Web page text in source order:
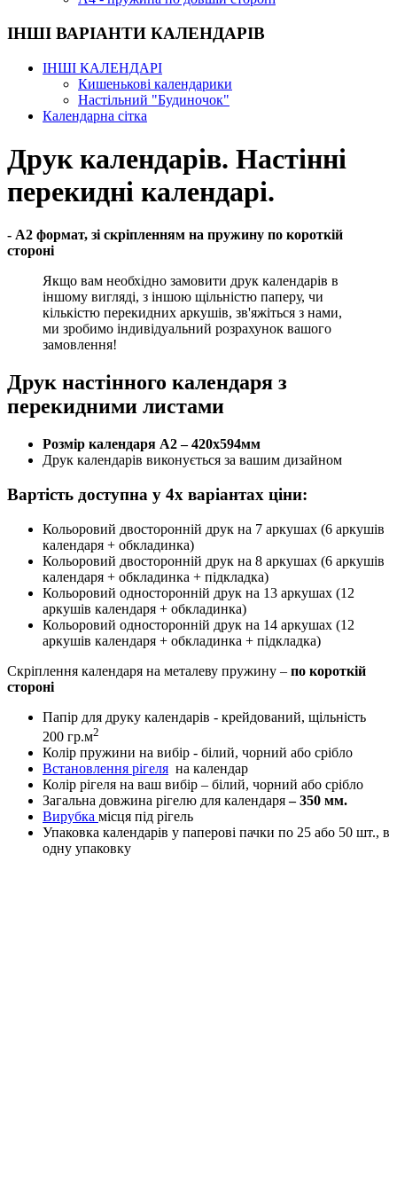
ІНШІ ВАРІАНТИ КАЛЕНДАРІВ
ІНШІ КАЛЕНДАРІ
Кишенькові календарики
Настільний "Будиночок"
Календарна сітка
Друк календарів. Настінні
перекидні календарі.
- А2 формат, зі скріпленням на пружину по короткій
стороні
Якщо вам необхідно замовити друк календарів в
іншому вигляді, з іншою щільністю паперу, чи
кількістю перекидних аркушів, зв'яжіться з нами,
ми зробимо індивідуальний розрахунок вашого
замовлення!
Друк настінного календаря з
перекидними листами
Розмір календаря А2 – 420х594мм
Друк календарів виконується за вашим дизайном
Вартість доступна у 4х варіантах ціни:
Кольоровий двосторонній друк на 7 аркушах (6 аркушів
календаря + обкладинка)
Кольоровий двосторонній друк на 8 аркушах (6 аркушів
календаря + обкладинка + підкладка)
Кольоровий односторонній друк на 13 аркушах (12
аркушів календаря + обкладинка)
Кольоровий односторонній друк на 14 аркушах (12
аркушів календаря + обкладинка + підкладка)
Скріплення календаря на металеву пружину – по короткій
стороні
Папір для друку календарів - крейдований, щільність
200 гр.м2
Колір пружини на вибір - білий, чорний або срібло
Встановлення рігеля на календар
Колір рігеля на ваш вибір – білий, чорний або срібло
Загальна довжина рігелю для календаря– 350 мм.
Вирубка місця під рігель
Упаковка календарів у паперові пачки по 25 або 50 шт., в
одну упаковку